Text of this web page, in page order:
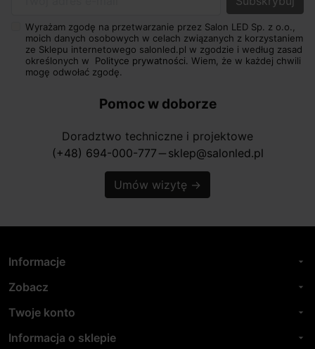
Wyrażam zgodę na przetwarzanie przez Salon LED Sp. z o.o.,
moich danych osobowych w celach związanych z korzystaniem
ze Sklepu internetowego salonled.pl w zgodzie i według zasad
określonych w Polityce prywatności. Wiem, że w każdej chwili
mogę odwołać zgodę.
Pomoc w doborze
Doradztwo techniczne i projektowe
(+48) 694-000-777 horizontal_rule sklep@salonled.pl
Umów wizytę →
Informacje arrow_drop_down
Zobacz arrow_drop_down
Twoje konto arrow_drop_down
Informacja o sklepie arrow_drop_down